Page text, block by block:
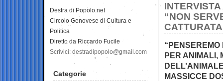
“NON
PER ANIMALI,
MASSICCE
Destra di Popolo.net
Circolo Genovese di Cultura e
Politica
Diretto da Riccardo Fucile
Scrivici: destradipopolo@gmail.com
Categorie